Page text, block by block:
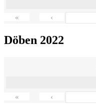
« ‹
Döben 2022
« ‹